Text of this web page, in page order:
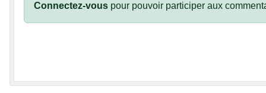
Connectez-vous pour pouvoir participer aux